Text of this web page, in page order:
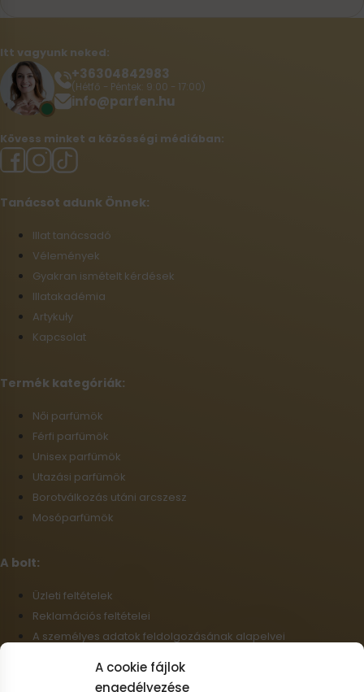
A cookie fájlok
engedélyezése
Itt vagyunk neked:
+36304842983
(Hétfő - Péntek: 9:00 - 17:00)
info@parfen.hu
Kövess minket a közösségi médiában:
Tanácsot adunk Önnek:
Illat tanácsadó
Vélemények
Gyakran ismételt kérdések
Illatakadémia
Artykuły
Kapcsolat
Termék kategóriák:
Női parfümök
Férfi parfümök
Unisex parfümök
Utazási parfümök
Borotválkozás utáni arcszesz
Mosóparfümök
A bolt:
Üzleti feltételek
Reklamációs feltételei
A személyes adatok feldolgozásának alapelvei
Cookie-fájlok